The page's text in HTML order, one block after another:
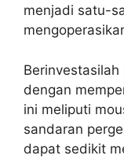
menjadi satu-
dengan
ini meliputi
sandaran
dapat sedikit